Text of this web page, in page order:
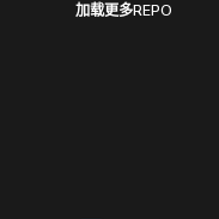
加载更多REPO